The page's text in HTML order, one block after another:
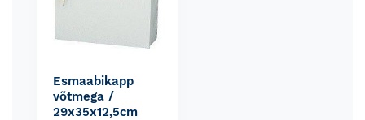
Esmaabikapp
võtmega /
29x35x12,5cm